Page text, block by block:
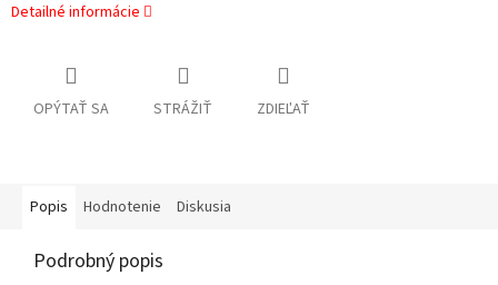
Detailné informácie
OPÝTAŤ SA STRÁŽIŤ ZDIEĽAŤ
Popis Hodnotenie Diskusia
Podrobný popis